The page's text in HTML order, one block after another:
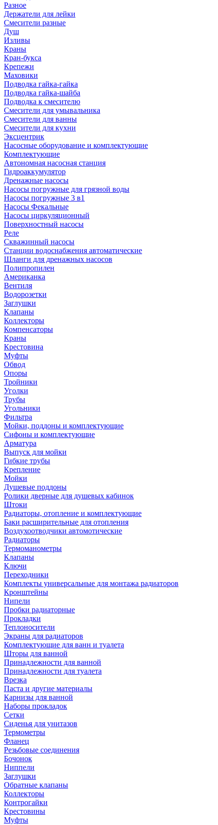
Разное
Держатели для лейки
Смесители разные
Душ
Изливы
Краны
Кран-букса
Крепежи
Маховики
Подводка гайка-гайка
Подводка гайка-шайба
Подводка к смесителю
Смесители для умывальника
Смесители для ванны
Смесители для кухни
Эксцентрик
Насосные оборудование и комплектующие
Комплектующие
Автономная насосная станция
Гидроаккумулятор
Дренажные насосы
Насосы погружные для грязной воды
Насосы погружные 3 в1
Насосы Фекальные
Насосы циркуляционный
Поверхностный насосы
Реле
Скважинный насосы
Станции водоснабжения автоматические
Шланги для дренажных насосов
Полипропилен
Американка
Вентиля
Водорозетки
Заглушки
Клапаны
Коллекторы
Компенсаторы
Краны
Крестовина
Муфты
Обвод
Опоры
Тройники
Уголки
Трубы
Угольники
Фильтра
Мойки, поддоны и комплектующие
Сифоны и комплектующие
Арматура
Выпуск для мойки
Гибкие трубы
Крепление
Мойки
Душевые поддоны
Ролики дверные для душевых кабинок
Штоки
Радиаторы, отопление и комплектующие
Баки расширительные для отопления
Воздухоотводчики автомотические
Радиаторы
Термоманометры
Клапаны
Ключи
Переходники
Комплекты универсальные для монтажа радиаторов
Кронштейны
Нипели
Пробки радиаторные
Прокладки
Теплоносители
Экраны для радиаторов
Комплектующие для ванн и туалета
Шторы для ванной
Принадлежности для ванной
Принадлежности для туалета
Врезка
Паста и другие материалы
Карнизы для ванной
Наборы прокладок
Сетки
Сиденья для унитазов
Термометры
Фланец
Резьбовые соединения
Бочонок
Ниппели
Заглушки
Обратные клапаны
Коллекторы
Контрогайки
Крестовины
Муфты